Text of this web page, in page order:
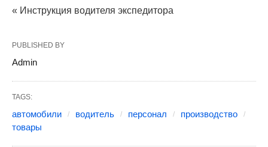
« Инструкция водителя экспедитора
PUBLISHED BY
Admin
TAGS:
автомобили водитель персонал
производство
товары